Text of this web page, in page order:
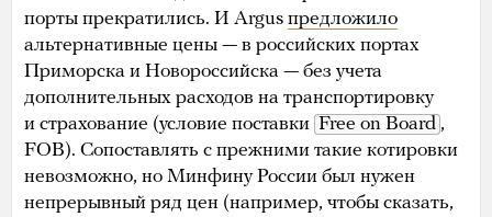
порты прекратились. И Argus предложило
альтернативные цены — в российских портах
Приморска и Новороссийска — без учета
дополнительных расходов на транспортировку
и страхование (условие поставки Free on Board ,
FOB). Сопоставлять с прежними такие котировки
невозможно, но Минфину России был нужен
непрерывный ряд цен (например, чтобы сказать,